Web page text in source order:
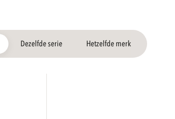
Dezelfde serie Hetzelfde merk